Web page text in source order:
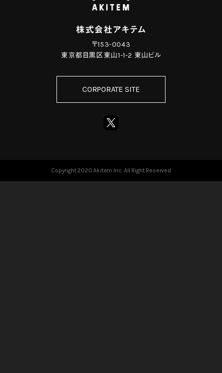
株式会社アキテム
〒153-0043
東京都目黒区東山1-1-2 東山ビル
CORPORATE SITE
Copyright 2020 Akitem Inc. All Right Reserved